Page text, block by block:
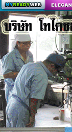
สร้างเว็บ